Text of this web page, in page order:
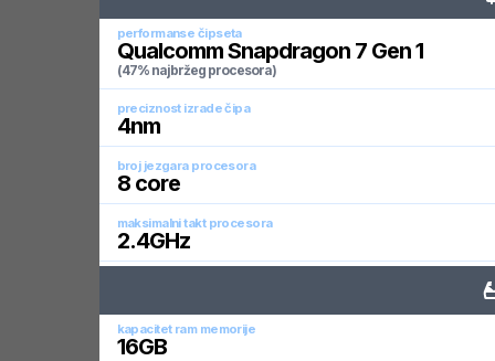
performanse čipseta
Qualcomm Snapdragon 7 Gen 1
(47% najbržeg procesora)
preciznost izrade čipa
4nm
broj jezgara procesora
8core
maksimalni takt procesora
2.4GHz
kapacitet ram memorije
16GB